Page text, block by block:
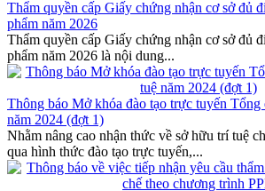
Thẩm quyền cấp Giấy chứng nhận cơ sở đủ
phẩm năm 2026
Thẩm quyền cấp Giấy chứng nhận cơ sở đủ
phẩm năm 2026 là nội dung...
Thông báo Mở khóa đào tạo trực tuyến Tổng
năm 2024 (đợt 1)
Nhằm nâng cao nhận thức về sở hữu trí tuệ
qua hình thức đào tạo trực tuyến,...